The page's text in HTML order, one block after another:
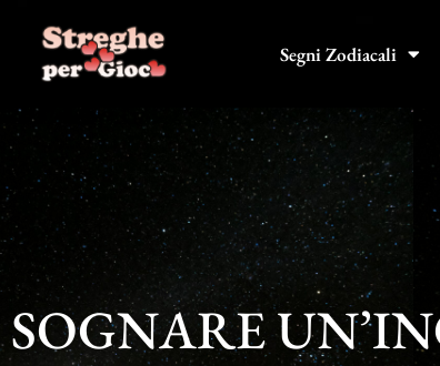
contenuto
Segni Zodiacali
SOGNARE